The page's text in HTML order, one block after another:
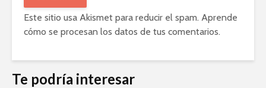
Este sitio usa Akismet para reducir el spam. Aprende
cómo se procesan los datos de tus comentarios.
Te podría interesar